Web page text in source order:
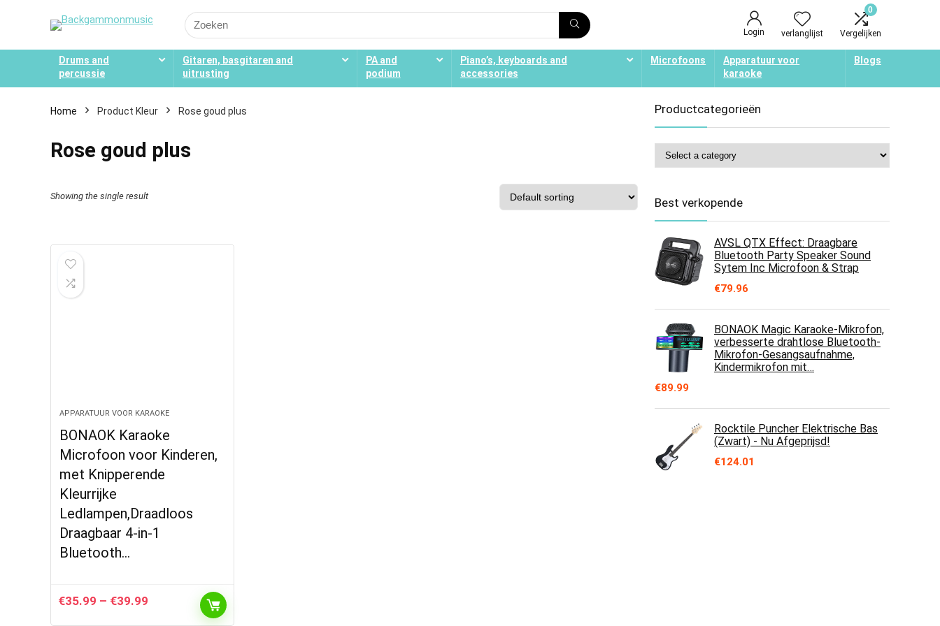
Search
for:
Login verlanglijst
0
Vergelijken
Drums and
percussie
Gitaren, basgitaren and
uitrusting
PA and
podium
Piano’s, keyboards and
accessories
Microfoons
Apparatuur voor
karaoke
Blogs
Home Product Kleur Rose goud plus
Rose goud plus
Showing the single result
APPARATUUR VOOR KARAOKE
BONAOK Karaoke
Microfoon voor Kinderen,
met Knipperende
Kleurrijke
Ledlampen,Draadloos
Draagbaar 4-in-1
Bluetooth…
€35.99 – €39.99
Productcategorieën
Best verkopende
AVSL QTX Effect: Draagbare
Bluetooth Party Speaker Sound
Sytem Inc Microfoon & Strap
€79.96
BONAOK Magic Karaoke-Mikrofon,
verbesserte drahtlose Bluetooth-
Mikrofon-Gesangsaufnahme,
Kindermikrofon mit…
€89.99
Rocktile Puncher Elektrische Bas
(Zwart) - Nu Afgeprijsd!
€124.01